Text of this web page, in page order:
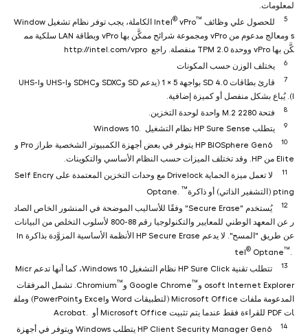
لمعلومات.
5 للحصول علي وظائف Intel ® vPro™
‎ الكاملة، يجب توفر نظام تشغيل Window
s ومعالج مدعوم من vPro ومجموعة شرائح ممكَّن بها vPro وبطاقة LAN سلكية مم
كَّن بها vPro ووحدة TPM 2.0 منفصلة. راجع http://intel.com/vpro
6 يختلف الوزن حسب المكونات
7
قارئ بطاقات SD 4.0 بواجهة 5 × 1 (يدعم SD وSDXC وSDHC وUHS-I وUHS-I
I). يُباع بشكل منفصل أو كميزة إضافية.
8 فتحة M.2 2280‏ واحدة لوحدة التخزين.
9 يتطلب HP Sure Sense نظام التشغيل Windows 10.
10
HP BIOSphere Gen6 يتوفر في بعض أجهزة الكمبيوتر الشخصية طراز Pro و
Elite من HP. وقد تختلف الميزات حسب النظام الأساسي والتكوينات.
11
لا تعمل ميزة الحماية Drivelock مع وحدات التخزين المعتمدة على Self Encry
pting (التشفير الذاتي) أو ذاكرة
™
Optane.
12
يُستخدم "Secure Erase" وفقًا للأساليب الموضحة في المنشور الخاص الصاد
ر عن المعهد الوطني للمعايير والتكنولوجيا رقم ‎800-88 لأسلوب التخلص من البيانات
عن طريق "المسح". لا يدعم HP Secure Erase الأنظمة الأساسية المزوَّدة بذاكرة In
tel® Optane™
13
تتطلب تقنية HP Sure Click نظام التشغيل Windows 10، كما أنها تدعم Micr
osoft Internet Explorer وGoogle Chrome
™
™
‎. تشمل المرفقات
المدعومة ملفات Microsoft Office (لتطبيقات Word وExcel وPowerPoint) وملف
ات PDF للقراءة فقط عندما يتم تثبيت Microsoft Office أو Acrobat.
14
HP Client Security Manager Gen6 يتطلب Windows ويتوفر في أجهزة